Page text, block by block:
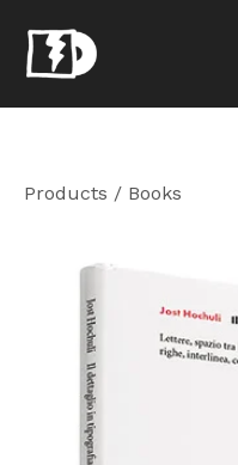
Products / Books